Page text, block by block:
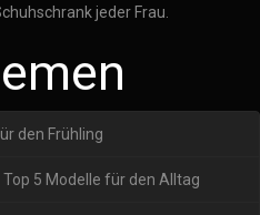
jeder Frau.
den Frühling
5 Modelle für den Alltag